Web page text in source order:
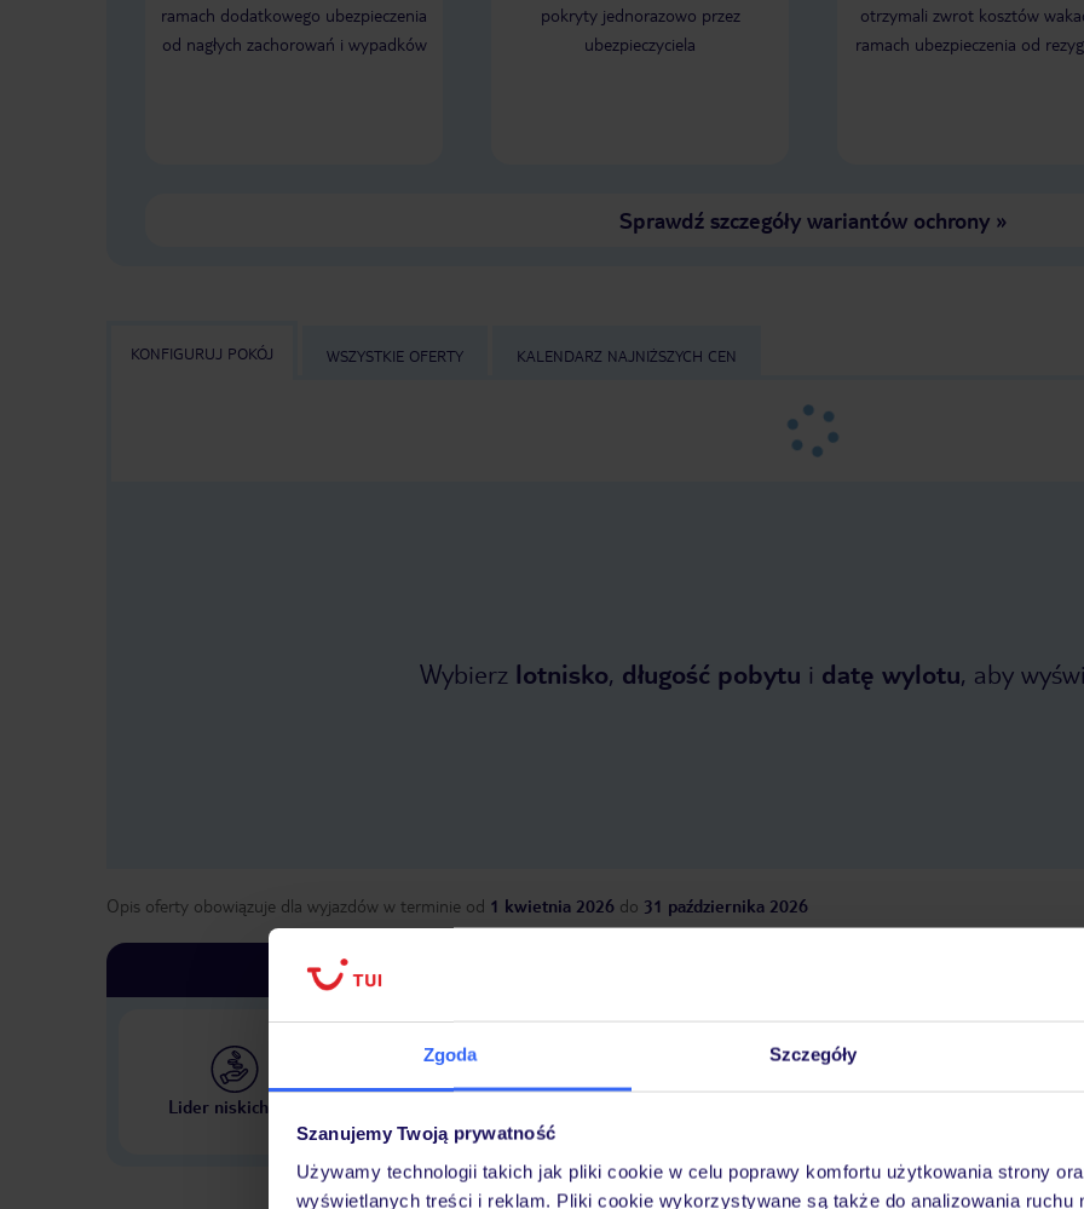
Zgoda Szczegóły
Szanujemy Twoją prywatność
Używamy technologii takich jak pliki cookie w celu poprawy komfortu użytkowania strony
wyświetlanych treści i reklam. Pliki cookie wykorzystywane są także do analizowania ruchu
ramach dodatkowego ubezpieczenia
od nagłych zachorowań i wypadków
pokryty jednorazowo przez
ubezpieczyciela
otrzymali zwrot kosztów
ramach ubezpieczenia od
Sprawdź szczegóły wariantów ochrony»
KONFIGURUJ POKÓJ WSZYSTKIE OFERTY KALENDARZ NAJNIŻSZYCH CEN
Wybierz lotnisko, długość pobytu i datę wylotu, aby
Opis oferty obowiązuje dla wyjazdów w terminie od 1 kwietnia 2026 do 31 października 2026
Lider niskich cen
Największe biuro podróży
Tylko u nas opieka na